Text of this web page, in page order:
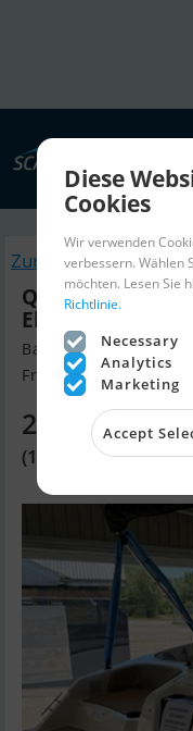
Zurück
Quicksilver 525
Elpt ()
Baujahr 2025,
Frederikshavn,
25.440 EUR
(189.900 DKK)
Diese
Cookies
Wir verwenden
verbessern. Wählen
möchten. Lesen Sie
Richtlinie.
Necessary
Analytics
Marketing
Accept